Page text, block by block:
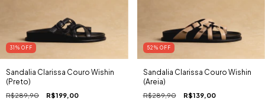
31 % OFF
Sandalia Clarissa Couro Wishin
(Preto)
R$289,90 R$199,00
52 % OFF
Sandalia Clarissa Couro Wishin
(Areia)
R$289,90 R$139,00